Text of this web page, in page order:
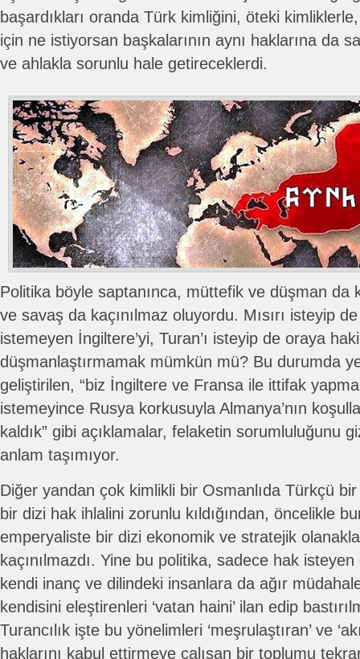
başardıkları oranda Türk kimliğini, öteki
için ne istiyorsan başkalarının aynı haklarına da
ve ahlakla sorunlu hale getireceklerdi.
Politika böyle saptanınca, müttefik ve düşman da
ve savaş da kaçınılmaz oluyordu. Mısırı isteyip
istemeyen İngiltere’yi, Turan’ı isteyip de oraya
düşmanlaştırmamak mümkün mü? Bu durumda
geliştirilen, “biz İngiltere ve Fransa ile ittifak
istemeyince Rusya korkusuyla Almanya’nın
kaldık” gibi açıklamalar, felaketin sorumluluğunu
anlam taşımıyor.
Diğer yandan çok kimlikli bir Osmanlıda Türkçü
bir dizi hak ihlalini zorunlu kıldığından, öncelikle
emperyaliste bir dizi ekonomik ve stratejik
kaçınılmazdı. Yine bu politika, sadece hak
kendi inanç ve dilindeki insanlara da ağır
kendisini eleştirenleri ‘vatan haini’ ilan edip
Turancılık işte bu yönelimleri ‘meşrulaştıran’ ve
haklarını kabul ettirmeye çalışan bir toplumu